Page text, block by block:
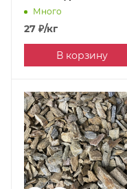
Много
27 ₽/кг
В корзину